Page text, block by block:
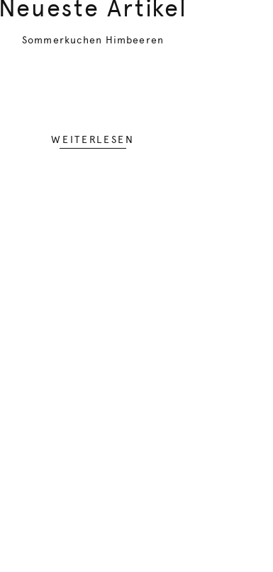
Neueste Artikel
Sommerkuchen Himbeeren
WEITERLESEN